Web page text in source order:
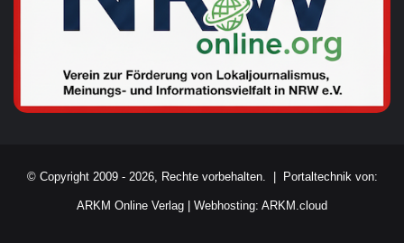
© Copyright 2009 - 2026, Rechte vorbehalten. | Portaltechnik von:
ARKM Online Verlag Webhosting: ARKM.cloud